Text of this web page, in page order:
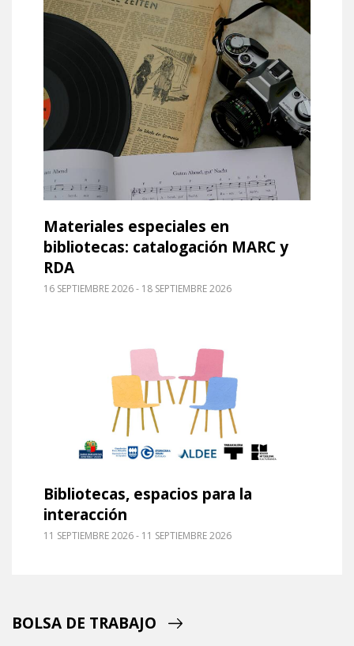
Materiales especiales en
bibliotecas: catalogación MARC y
RDA
16 SEPTIEMBRE 2026 - 18 SEPTIEMBRE 2026
Bibliotecas, espacios para la
interacción
11 SEPTIEMBRE 2026 - 11 SEPTIEMBRE 2026
BOLSA DE TRABAJO